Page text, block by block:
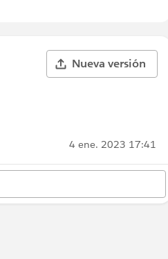
Nueva versión
4 ene. 2023 17:41